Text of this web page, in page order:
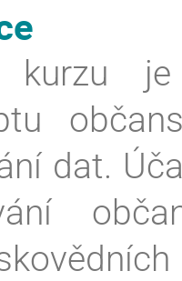
kurzu
dat.